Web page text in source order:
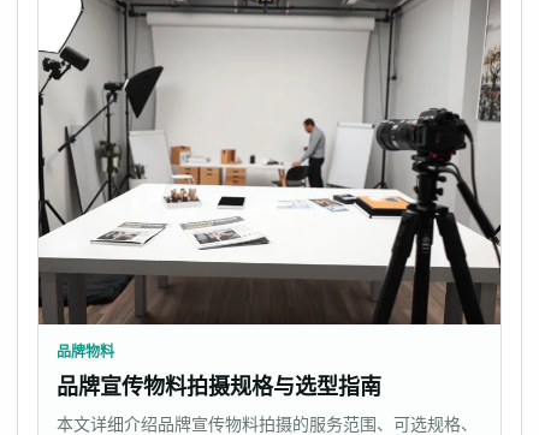
品牌物料
品牌宣传物料拍摄规格与选型指南
本文详细介绍品牌宣传物料拍摄的服务范围、可选规格、